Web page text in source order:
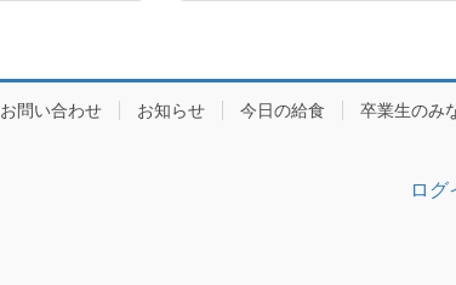
お問い合わせ お知らせ 今日の給食 卒業生のみ
ログ